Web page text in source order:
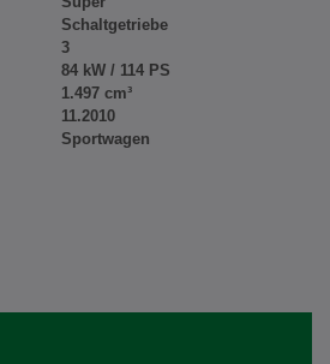
Schaltgetriebe
3
84 kW / 114 PS
1.497 cm³
11.2010
Sportwagen